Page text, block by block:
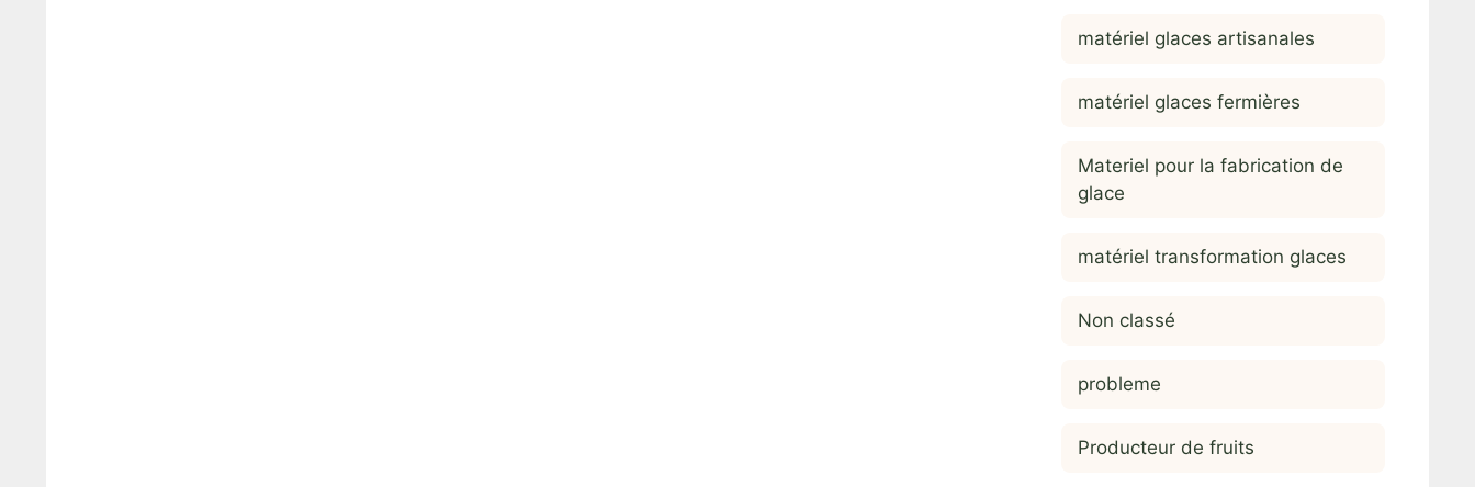
matériel glaces artisanales
matériel glaces fermières
Materiel pour la fabrication de
glace
matériel transformation glaces
Non classé
probleme
Producteur de fruits